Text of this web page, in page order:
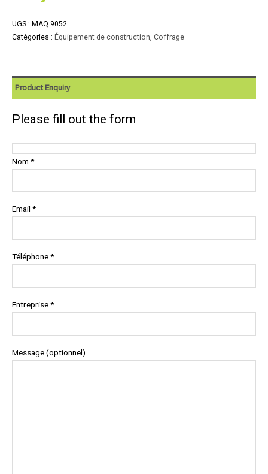
UGS : MAQ 9052
Catégories : Équipement de construction Coffrage
Product Enquiry
Please fill out the form
Nom *
Email *
Téléphone *
Entreprise *
Message (optionnel)